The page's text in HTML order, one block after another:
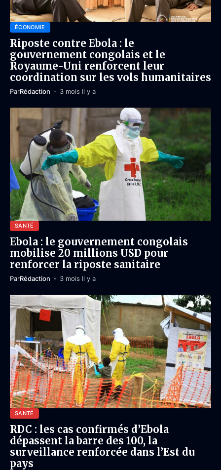
ÉCONOMIE
Riposte contre Ebola : le
gouvernement congolais et le
Royaume-Uni renforcent leur
coordination sur les vols humanitaires
ParRédaction 3 mois Il y a
SANTÉ
Ebola : le gouvernement congolais
mobilise 20 millions USD pour
renforcer la riposte sanitaire
ParRédaction 3 mois Il y a
SANTÉ
RDC : les cas confirmés d’Ebola
dépassent la barre des 100, la
surveillance renforcée dans l’Est du
pays